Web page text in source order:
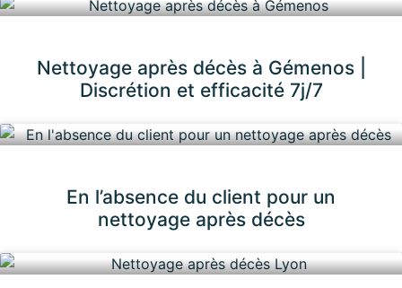
Nettoyage après décès à Gémenos |
Discrétion et efficacité 7j/7
En l’absence du client pour un
nettoyage après décès